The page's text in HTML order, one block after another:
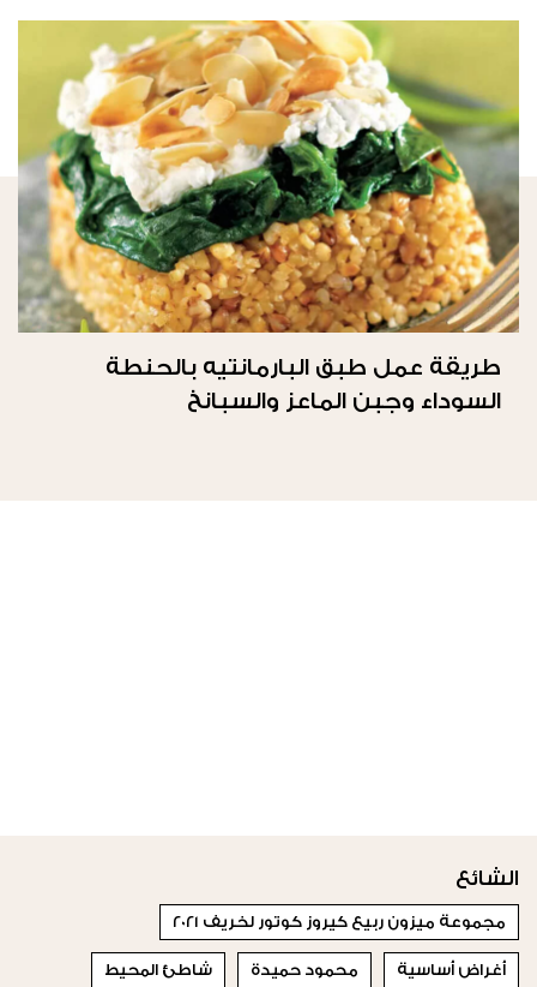
طريقة عمل طبق البارمانتيه بالحنطة
السوداء وجبن الماعز والسبانخ
الشائع
مجموعة ميزون ربيع كيروز كوتور لخريف 2021
أغراض أساسية محمود حميدة شاطئ المحيط